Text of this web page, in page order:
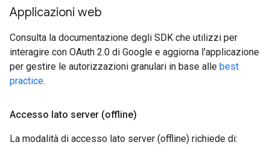
Applicazioni web
Consulta la documentazione degli SDK che utilizzi per
interagire con OAuth 2.0 di Google e aggiorna l'applicazione
per gestire le autorizzazioni granulari in base alle best
practice.
Accesso lato server (offline)
La modalità di accesso lato server (offline) richiede di: